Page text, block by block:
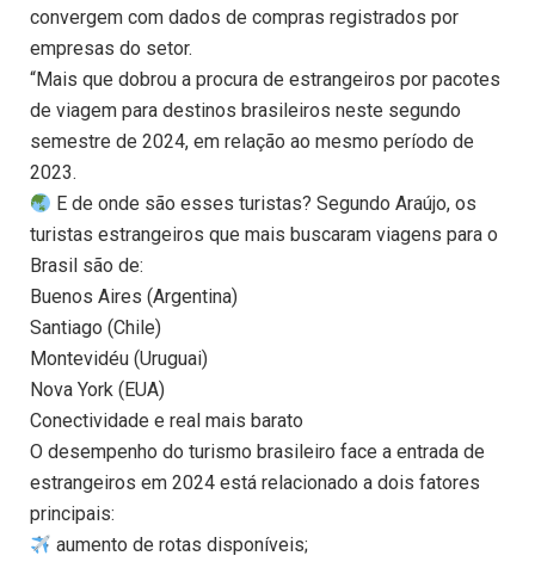
convergem com dados de compras registrados por
empresas do setor.
“Mais que dobrou a procura de estrangeiros por pacotes
de viagem para destinos brasileiros neste segundo
semestre de 2024, em relação ao mesmo período de
2023.
E de onde são esses turistas? Segundo Araújo, os
turistas estrangeiros que mais buscaram viagens para o
Brasil são de:
Buenos Aires (Argentina)
Santiago (Chile)
Montevidéu (Uruguai)
Nova York (EUA)
Conectividade e real mais barato
O desempenho do turismo brasileiro face a entrada de
estrangeiros em 2024 está relacionado a dois fatores
principais:
aumento de rotas disponíveis;